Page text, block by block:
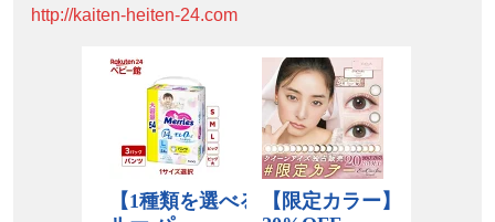
http://kaiten-heiten-24.com